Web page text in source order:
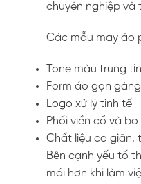
chuyên nghiệp và
Các mẫu may áo
Tone màu trung
Form áo gọn
Logo xử lý tinh tế
Phối viền cổ và
Chất liệu co giãn,
Bên cạnh yếu tố
mái hơn khi làm